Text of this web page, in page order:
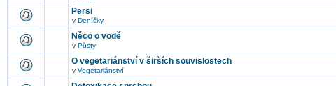
Persi
v Deníčky
Něco o vodě
v Půsty
O vegetariánství v širších souvislostech
v Vegetariánství